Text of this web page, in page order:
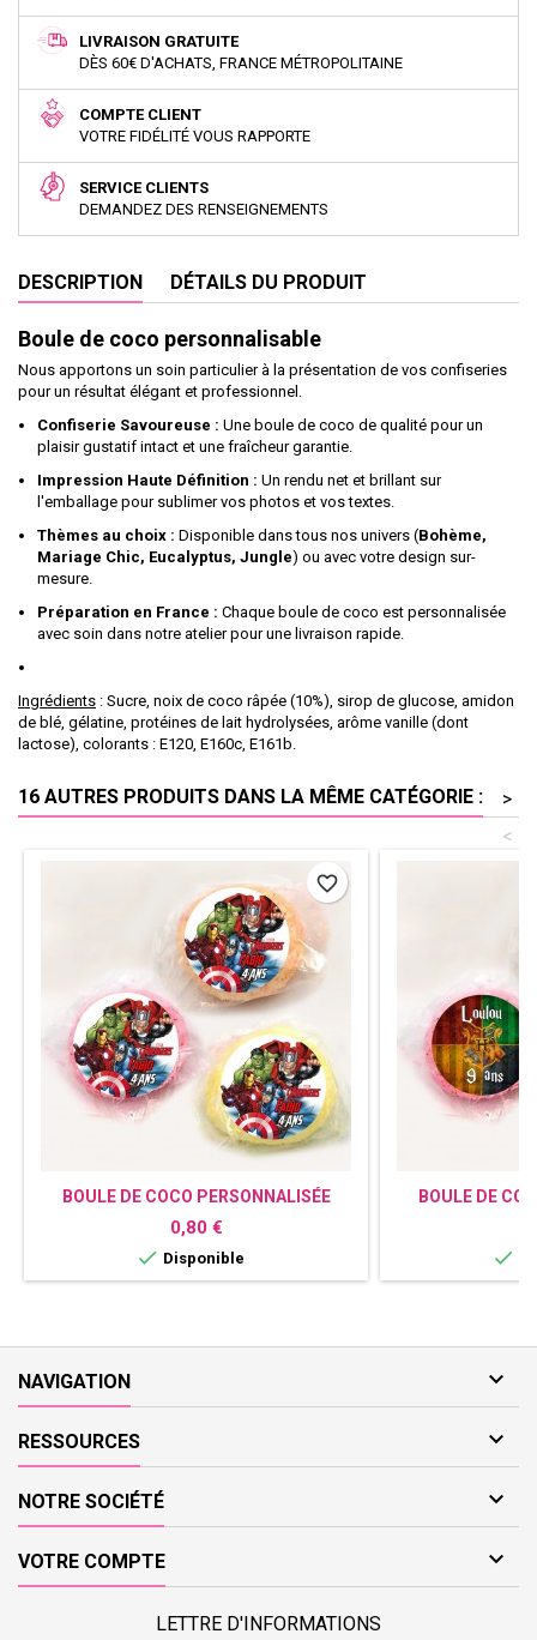
LIVRAISON GRATUITE
DÈS 60€ D'ACHATS, FRANCE MÉTROPOLITAINE
COMPTE CLIENT
VOTRE FIDÉLITÉ VOUS RAPPORTE
SERVICE CLIENTS
DEMANDEZ DES RENSEIGNEMENTS
DESCRIPTION DÉTAILS DU PRODUIT
Boule de coco personnalisable
Nous apportons un soin particulier à la présentation de vos confiseries
pour un résultat élégant et professionnel.
Confiserie Savoureuse : Une boule de coco de qualité pour un
plaisir gustatif intact et une fraîcheur garantie.
Impression Haute Définition : Un rendu net et brillant sur
l'emballage pour sublimer vos photos et vos textes.
Thèmes au choix : Disponible dans tous nos univers (Bohème,
Mariage Chic, Eucalyptus, Jungle) ou avec votre design sur-
mesure.
Préparation en France : Chaque boule de coco est personnalisée
avec soin dans notre atelier pour une livraison rapide.
Ingrédients : Sucre, noix de coco râpée (10%), sirop de glucose, amidon
de blé, gélatine, protéines de lait hydrolysées, arôme vanille (dont
lactose), colorants : E120, E160c, E161b.
16 AUTRES PRODUITS DANS LA MÊME CATÉGORIE :
>
<
BOULE DE COCO PERSONNALISÉE
AVENGERS
Prix
0,80 €
 Disponible
favorite_border
BOULE DE

NAVIGATION 
RESSOURCES 
NOTRE SOCIÉTÉ 
VOTRE COMPTE 
LETTRE D'INFORMATIONS